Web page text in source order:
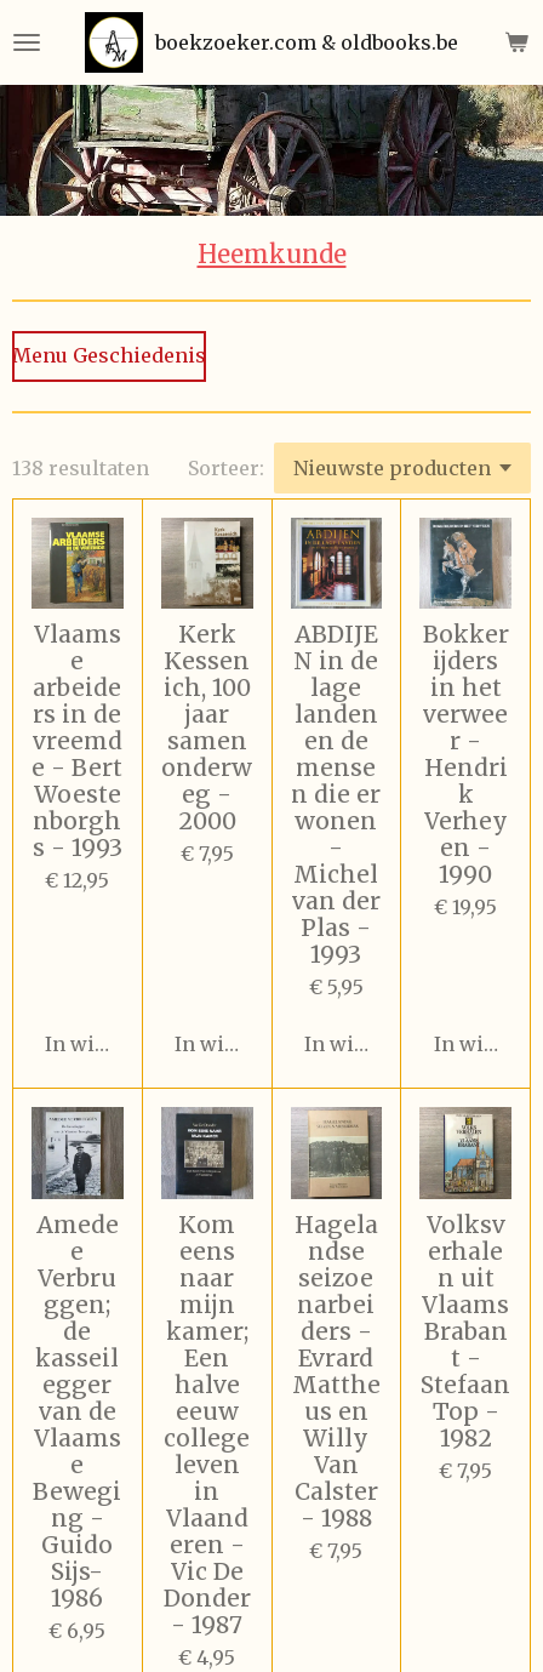
direct
naar
de
hoofdinhoud
boekzoeker.com & oldbooks.be
Heemkunde
Menu Geschiedenis
138 resultaten Sorteer:
Vlaams
e
arbeide
rs in de
vreemd
e - Bert
Woeste
nborgh
s - 1993
€ 12,95
In winkelwagen
Kerk
Kessen
ich, 100
jaar
samen
onderw
eg -
2000
€ 7,95
In winkelwagen
ABDIJE
N in de
lage
landen
en de
mense
n die er
wonen
-
Michel
van der
Plas -
1993
€ 5,95
In winkelwagen
Bokker
ijders
in het
verwee
r -
Hendri
k
Verhey
en -
1990
€ 19,95
In
Amede
e
Verbru
ggen;
de
kasseil
egger
van de
Vlaams
e
Bewegi
ng -
Guido
Sijs-
1986
€ 6,95
Kom
eens
naar
mijn
kamer;
Een
halve
eeuw
college
leven
in
Vlaand
eren -
Vic De
Donder
- 1987
€ 4,95
Hagela
ndse
seizoe
narbei
ders -
Evrard
Matthe
us en
Willy
Van
Calster
- 1988
€ 7,95
Volksv
erhale
n uit
Vlaams
Braban
t -
Stefaan
Top -
1982
€ 7,95